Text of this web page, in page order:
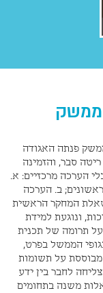
ממשק
פנתה האגודה
סבר, והזמינה
הערכה מרכזיים: א.
ב. הערכה
המחקר הראשית
ונוגעת למידת
תרומה של תכנית
הממשל בפרט,
מבוססת על תשומות
לחבר בין ידע
משנה בתחומים